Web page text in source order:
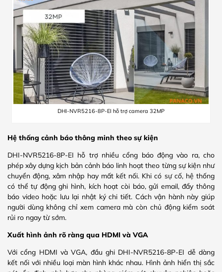
DHI-NVR5216-8P-EI hỗ trợ camera 32MP
Hệ thống cảnh báo thông minh theo sự kiện
DHI-NVR5216-8P-EI hỗ trợ nhiều cổng báo động vào ra, cho
phép xây dựng kịch bản cảnh báo linh hoạt theo từng sự kiện như
chuyển động, xâm nhập hay mất kết nối. Khi có sự cố, hệ thống
có thể tự động ghi hình, kích hoạt còi báo, gửi email, đẩy thông
báo video hoặc lưu lại nhật ký chi tiết. Cách vận hành này giúp
người dùng không chỉ xem camera mà còn chủ động kiểm soát
rủi ro ngay từ sớm.
Xuất hình ảnh rõ ràng qua HDMI và VGA
Với cổng HDMI và VGA, đầu ghi DHI-NVR5216-8P-EI dễ dàng
kết nối với nhiều loại màn hình khác nhau. Hình ảnh hiển thị sắc